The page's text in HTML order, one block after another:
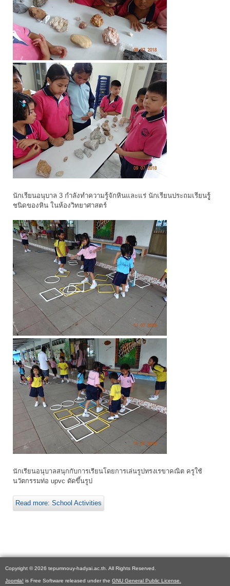
นักเรียนอนุบาล 3 กำลังทำความรู้จักหินและแร่ นักเรียนประถมเรียนรูู้
ชนิดของหิน ในห้องวิทยาศาสตร์
นักเรียนอนุบาลสนุกกับการเรียนโดยการเล่นรูปทรงเรขาคณิต ครูใช้
นวัตกรรมท่อ upvc ดัดขึ้นรูป
Read more: School Activities
Copyright © 2026 tepumnouy-hadyai.ac.th. All Rights Reserved.
Joomla! is Free Software released under the GNU General Public License.